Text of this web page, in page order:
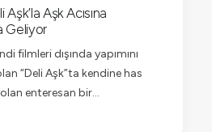
Aşk Acısına
Geliyor
filmleri dışında yapımını
“Deli Aşk”ta kendine has
enteresan bir…